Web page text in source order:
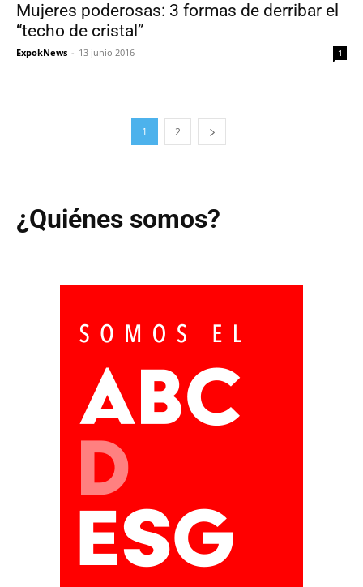
Mujeres poderosas: 3 formas de derribar el
“techo de cristal”
ExpokNews - 13 junio 2016 1
1 2
¿Quiénes somos?